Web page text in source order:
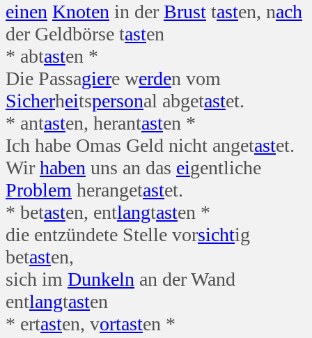
einen Knoten in der Brust tasten, nach
der Geldbörse tasten
* abtasten *
Die Passagiere werden vom
Sicherheitspersonal abgetastet.
* antasten, herantasten *
Ich habe Omas Geld nicht angetastet.
Wir haben uns an das eigentliche
Problem herangetastet.
* betasten, entlangtasten *
die entzündete Stelle vorsichtig
betasten,
sich im Dunkeln an der Wand
entlangtasten
* ertasten, vortasten *